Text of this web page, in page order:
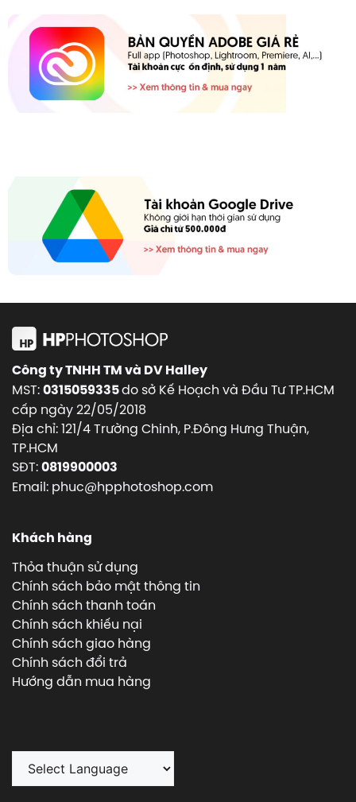
Công ty TNHH TM và DV Halley
MST:0315059335do sở Kế Hoạch và Đầu Tư TP.HCM
cấp ngày 22/05/2018
Địa chỉ: 121/4 Trường Chinh, P.Đông Hưng Thuận,
TP.HCM
SĐT:0819900003
Email: phuc@hpphotoshop.com
Khách hàng
Thỏa thuận sử dụng
Chính sách bảo mật thông tin
Chính sách thanh toán
Chính sách khiếu nại
Chính sách giao hàng
Chính sách đổi trả
Hướng dẫn mua hàng